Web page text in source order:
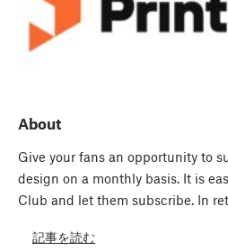
About
Give your fans an opportunity to
design on a monthly basis. It is
Club and let them subscribe. In
記事を読む